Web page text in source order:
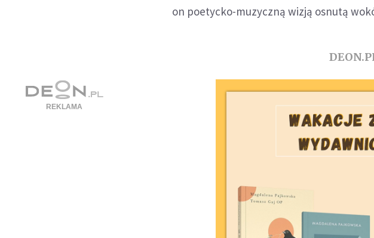
on poetycko-muzyczną wizją osnutą